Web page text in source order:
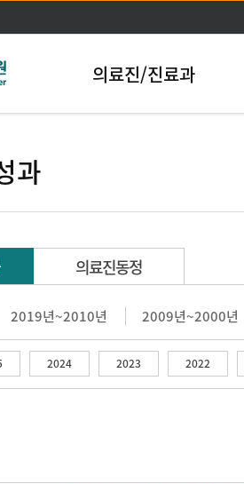
본문바로가기
의료진/진료과
과
의료진동정
2019년~2010년 2009년~2000년
2024 2023 2022